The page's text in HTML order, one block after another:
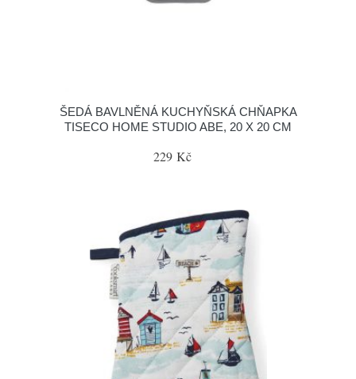
ŠEDÁ BAVLNĚNÁ KUCHYŇSKÁ CHŇAPKA
TISECO HOME STUDIO ABE, 20 X 20 CM
229 Kč